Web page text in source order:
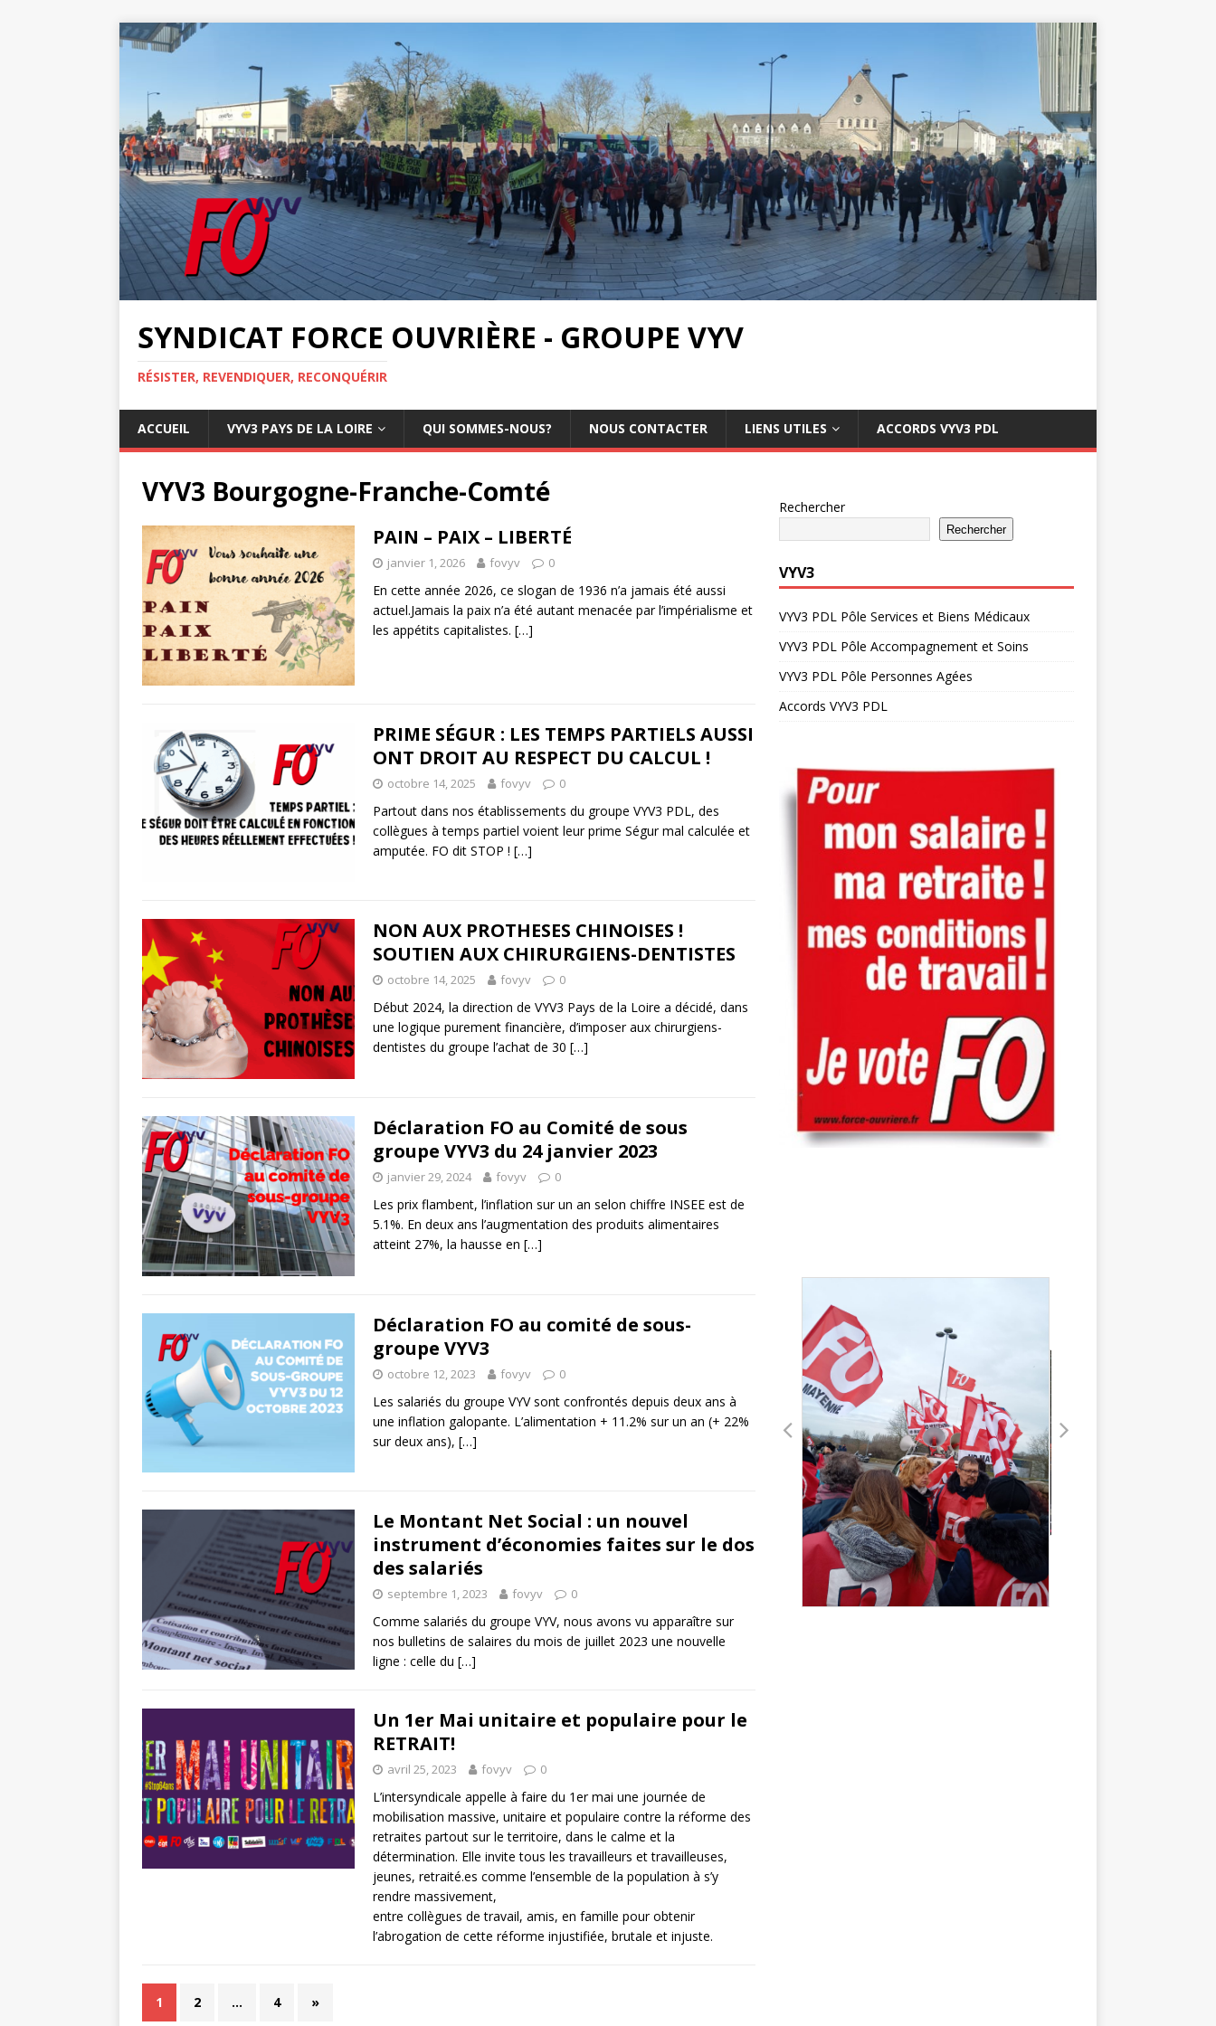
SYNDICAT FORCE OUVRIÈRE - GROUPE VYV
RÉSISTER, REVENDIQUER, RECONQUÉRIR
ACCUEIL VYV3 PAYS DE LA LOIRE QUI SOMMES-NOUS? NOUS CONTACTER LIENS UTILES ACCORDS VYV3 PDL
VYV3 Bourgogne-Franche-Comté
PAIN – PAIX – LIBERTÉ
janvier 1, 2026 fovyv 0
En cette année 2026, ce slogan de 1936 n’a jamais été aussi
actuel.Jamais la paix n’a été autant menacée par l’impérialisme et
les appétits capitalistes. […]
PRIME SÉGUR : LES TEMPS PARTIELS AUSSI
ONT DROIT AU RESPECT DU CALCUL !
octobre 14, 2025 fovyv 0
Partout dans nos établissements du groupe VYV3 PDL, des
collègues à temps partiel voient leur prime Ségur mal calculée et
amputée. FO dit STOP ! […]
NON AUX PROTHESES CHINOISES !
SOUTIEN AUX CHIRURGIENS-DENTISTES
octobre 14, 2025 fovyv 0
Début 2024, la direction de VYV3 Pays de la Loire a décidé, dans
une logique purement financière, d’imposer aux chirurgiens-
dentistes du groupe l’achat de 30 […]
Déclaration FO au Comité de sous
groupe VYV3 du 24 janvier 2023
janvier 29, 2024 fovyv 0
Les prix flambent, l’inflation sur un an selon chiffre INSEE est de
5.1%. En deux ans l’augmentation des produits alimentaires
atteint 27%, la hausse en […]
Déclaration FO au comité de sous-
groupe VYV3
octobre 12, 2023 fovyv 0
Les salariés du groupe VYV sont confrontés depuis deux ans à
une inflation galopante. L’alimentation + 11.2% sur un an (+ 22%
sur deux ans), […]
Le Montant Net Social : un nouvel
instrument d’économies faites sur le dos
des salariés
septembre 1, 2023 fovyv 0
Comme salariés du groupe VYV, nous avons vu apparaître sur
nos bulletins de salaires du mois de juillet 2023 une nouvelle
ligne : celle du […]
Un 1er Mai unitaire et populaire pour le
RETRAIT!
avril 25, 2023 fovyv 0
L’intersyndicale appelle à faire du 1er mai une journée de
mobilisation massive, unitaire et populaire contre la réforme des
retraites partout sur le territoire, dans le calme et la
détermination. Elle invite tous les travailleurs et travailleuses,
jeunes, retraité.es comme l’ensemble de la population à s’y
rendre massivement,
entre collègues de travail, amis, en famille pour obtenir
l’abrogation de cette réforme injustifiée, brutale et injuste.
1 2 … 4 »
Rechercher
Rechercher
VYV3
VYV3 PDL Pôle Services et Biens Médicaux
VYV3 PDL Pôle Accompagnement et Soins
VYV3 PDL Pôle Personnes Agées
Accords VYV3 PDL